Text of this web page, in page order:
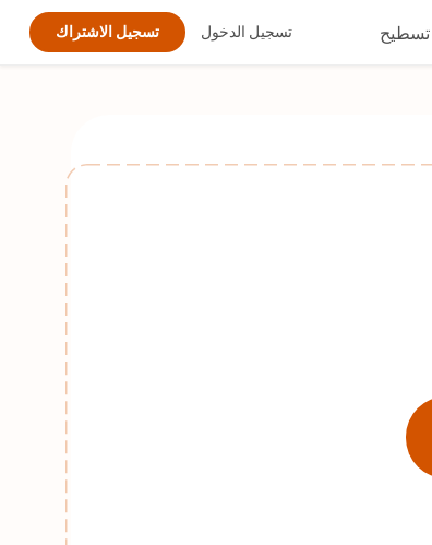
تسطيح تسجيل الدخول تسجيل الاشتراك